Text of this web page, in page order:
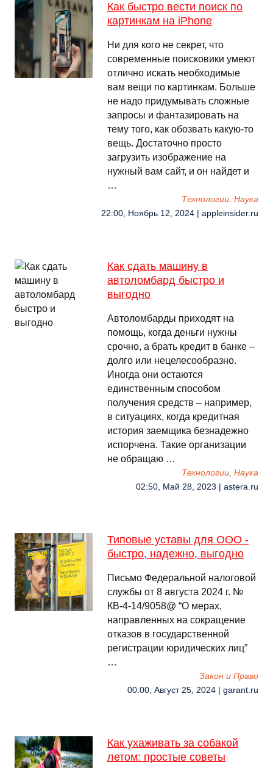
Как быстро вести поиск по
картинкам на iPhone
Ни для кого не секрет, что
современные поисковики умеют
отлично искать необходимые
вам вещи по картинкам. Больше
не надо придумывать сложные
запросы и фантазировать на
тему того, как обозвать какую-то
вещь. Достаточно просто
загрузить изображение на
нужный вам сайт, и он найдет и
…
Технологии, Наука
22:00, Ноябрь 12, 2024 | appleinsider.ru
Как сдать машину в
автоломбард быстро и
выгодно
Автоломбарды приходят на
помощь, когда деньги нужны
срочно, а брать кредит в банке –
долго или нецелесообразно.
Иногда они остаются
единственным способом
получения средств – например,
в ситуациях, когда кредитная
история заемщика безнадежно
испорчена. Такие организации
не обращаю …
Технологии, Наука
02:50, Май 28, 2023 | astera.ru
Типовые уставы для ООО -
быстро, надежно, выгодно
Письмо Федеральной налоговой
службы от 8 августа 2024 г. №
КВ-4-14/9058@ “О мерах,
направленных на сокращение
отказов в государственной
регистрации юридических лиц”
…
Закон и Право
00:00, Август 25, 2024 | garant.ru
Как ухаживать за собакой
летом: простые советы